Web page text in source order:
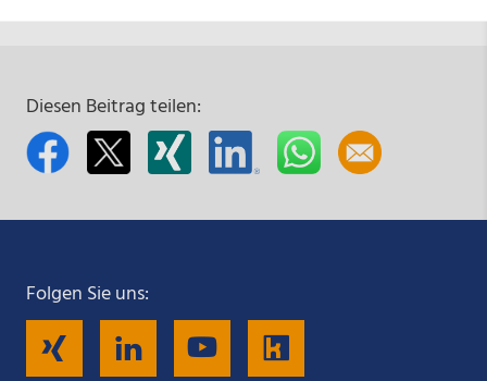
Diesen Beitrag teilen:
Folgen Sie uns:
FolgenFolgenFolgen